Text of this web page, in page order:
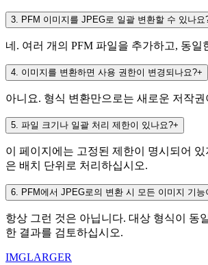
3. PFM 이미지를 JPEG로 일괄 변환할 수 있나요
네. 여러 개의 PFM 파일을 추가하고, 동
4. 이미지를 변환하면 사용 권한이 변경되나요?+
아니요. 형식 변환만으로는 새로운 저작
5. 파일 크기나 일괄 처리 제한이 있나요?+
이 페이지에는 고정된 제한이 명시되어
은 배치 단위로 처리하십시오.
6. PFM에서 JPEG로의 변환 시 모든 이미지 기
항상 그런 것은 아닙니다. 대상 형식이 동
한 결과를 검토하십시오.
IMGLARGER